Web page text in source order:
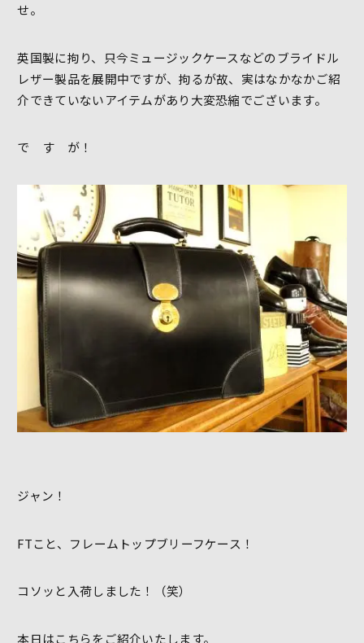
せ。
英国製に拘り、只今ミュージックケースなどのブライドル
レザー製品を展開中ですが、拘るが故、実はなかなかご紹
介できていないアイテムがあり大変恐縮でございます。
で す が！
ジャン！
FTこと、フレームトップブリーフケース！
コソッと入荷しました！（笑）
本日はこちらをご紹介いたします。